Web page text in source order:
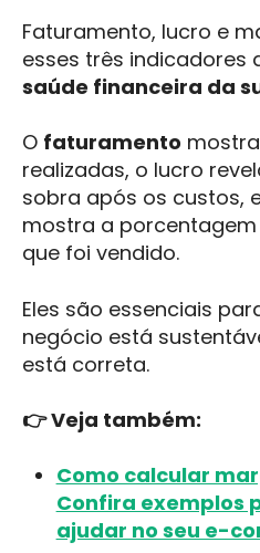
Faturamento, lucro e
esses três indicadores
saúde financeira da
O faturamento
realizadas, o lucro
sobra após os custos,
mostra a
que foi vendido.
Eles são essenciais
negócio está
está correta.
👉 Veja também:
Como calcular
Confira exemplos
ajudar no seu e-